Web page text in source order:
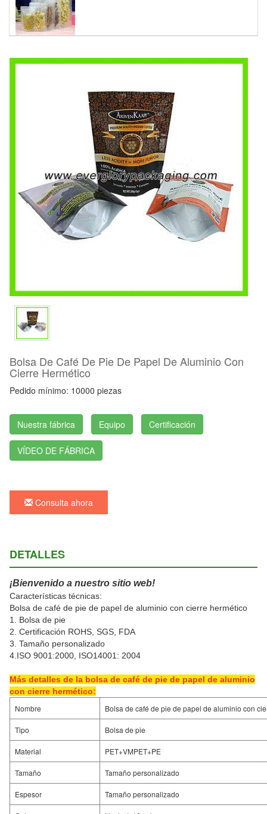
Bolsa De Café De Pie De Papel De Aluminio Con
Cierre Hermético
Pedido mínimo: 10000 piezas
Nuestra fábrica Equipo Certificación
VÍDEO DE FÁBRICA
Consulta ahora
DETALLES
¡Bienvenido a nuestro sitio web!
Características técnicas:
Bolsa de café de pie de papel de aluminio con cierre hermético
1. Bolsa de pie
2. Certificación ROHS, SGS, FDA
3. Tamaño personalizado
4.ISO 9001:2000, ISO14001: 2004
Más detalles de la bolsa de café de pie de papel de aluminio
con cierre hermético:
Nombre Bolsa de café de pie de papel de aluminio con
Tipo Bolsa de pie
Material PET+VMPET+PE
Tamaño Tamaño personalizado
Espesor Tamaño personalizado